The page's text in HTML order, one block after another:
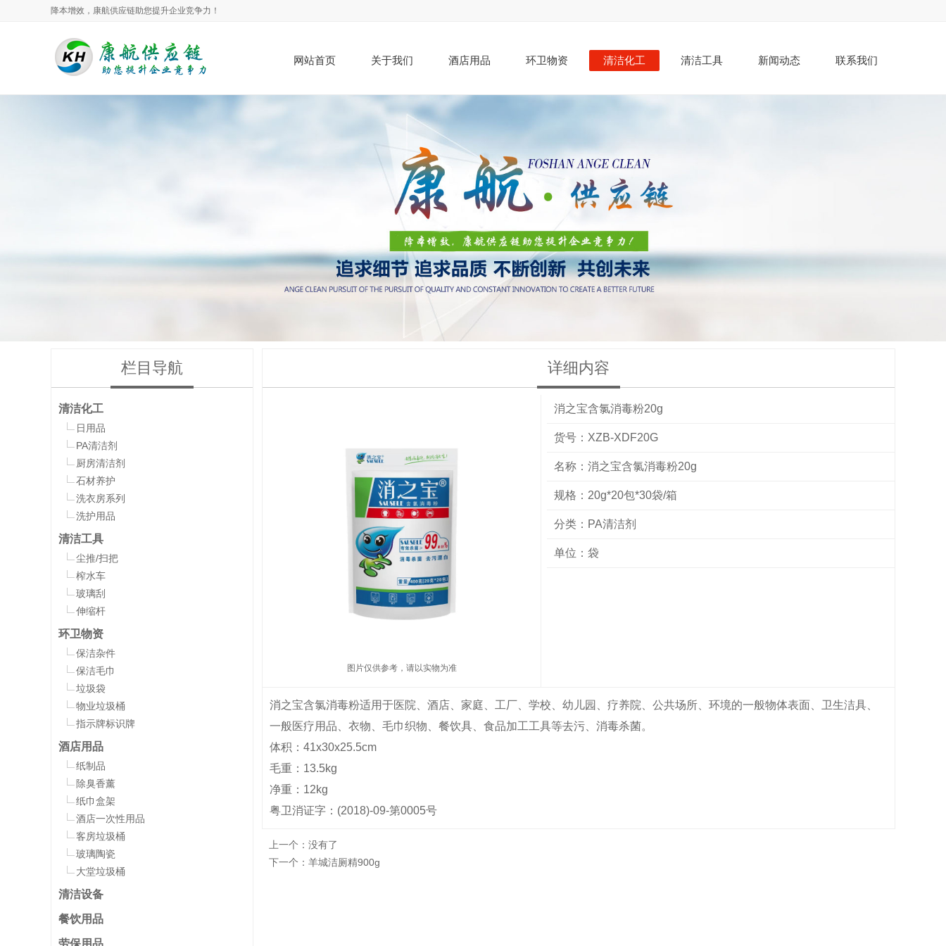
降本增效，康航供应链助您提升企业竞争力！
网站首页 关于我们 酒店用品 环卫物资 清洁化工 清洁工具 新闻动态 联系我们
详细内容
图片仅供参考，请以实物为准
消之宝含氯消毒粉20g
货号：XZB-XDF20G
名称：消之宝含氯消毒粉20g
规格：20g*20包*30袋/箱
分类： PA清洁剂
单位：袋
消之宝含氯消毒粉适用于医院、酒店、家庭、工厂、学校、幼儿园、疗养院、公共场所、环境的一般物体表面、卫生洁具、
一般医疗用品、衣物、毛巾织物、餐饮具、食品加工工具等去污、消毒杀菌。
体积：41x30x25.5cm
毛重：13.5kg
净重：12kg
粤卫消证字：(2018)-09-第0005号
上一个：没有了
下一个： 羊城洁厕精900g
栏目导航
清洁化工
日用品
PA清洁剂
厨房清洁剂
石材养护
洗衣房系列
洗护用品
清洁工具
尘推/扫把
榨水车
玻璃刮
伸缩杆
环卫物资
保洁杂件
保洁毛巾
垃圾袋
物业垃圾桶
指示牌标识牌
酒店用品
纸制品
除臭香薰
纸巾盒架
酒店一次性用品
客房垃圾桶
玻璃陶瓷
大堂垃圾桶
清洁设备
餐饮用品
劳保用品